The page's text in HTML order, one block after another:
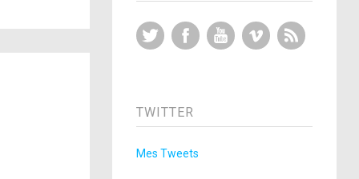
Twitter FacebookYouTubeVimeo
TWITTER
Mes Tweets